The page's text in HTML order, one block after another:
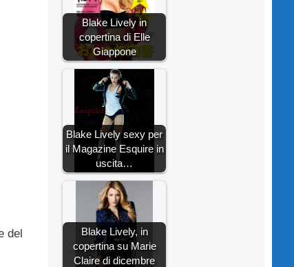
del
Blake Lively in
copertina di Elle
Giappone
Blake Lively sexy per
il Magazine Esquire in
uscita…
Blake Lively, in
copertina su Marie
Claire di dicembre